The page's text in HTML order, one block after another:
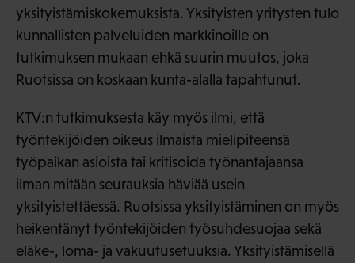
yksityistämiskokemuksista. Yksityisten yritysten tulo
kunnallisten palveluiden markkinoille on
tutkimuksen mukaan ehkä suurin muutos, joka
Ruotsissa on koskaan kunta-alalla tapahtunut.
KTV:n tutkimuksesta käy myös ilmi, että
työntekijöiden oikeus ilmaista mielipiteensä
työpaikan asioista tai kritisoida työnantajaansa
ilman mitään seurauksia häviää usein
yksityistettäessä. Ruotsissa yksityistäminen on myös
heikentänyt työntekijöiden työsuhdesuojaa sekä
eläke-, loma- ja vakuutusetuuksia. Yksityistämisellä